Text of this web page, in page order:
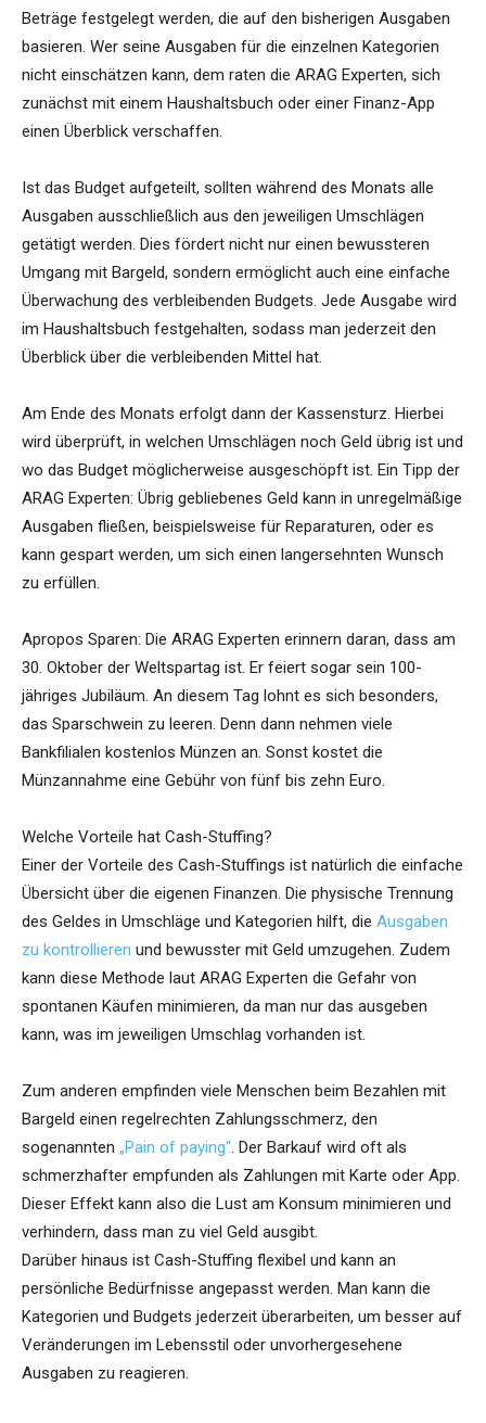
Beträge festgelegt werden, die auf den bisherigen Ausgaben
basieren. Wer seine Ausgaben für die einzelnen Kategorien
nicht einschätzen kann, dem raten die ARAG Experten, sich
zunächst mit einem Haushaltsbuch oder einer Finanz-App
einen Überblick verschaffen.
Ist das Budget aufgeteilt, sollten während des Monats alle
Ausgaben ausschließlich aus den jeweiligen Umschlägen
getätigt werden. Dies fördert nicht nur einen bewussteren
Umgang mit Bargeld, sondern ermöglicht auch eine einfache
Überwachung des verbleibenden Budgets. Jede Ausgabe wird
im Haushaltsbuch festgehalten, sodass man jederzeit den
Überblick über die verbleibenden Mittel hat.
Am Ende des Monats erfolgt dann der Kassensturz. Hierbei
wird überprüft, in welchen Umschlägen noch Geld übrig ist und
wo das Budget möglicherweise ausgeschöpft ist. Ein Tipp der
ARAG Experten: Übrig gebliebenes Geld kann in unregelmäßige
Ausgaben fließen, beispielsweise für Reparaturen, oder es
kann gespart werden, um sich einen langersehnten Wunsch
zu erfüllen.
Apropos Sparen: Die ARAG Experten erinnern daran, dass am
30. Oktober der Weltspartag ist. Er feiert sogar sein 100-
jähriges Jubiläum. An diesem Tag lohnt es sich besonders,
das Sparschwein zu leeren. Denn dann nehmen viele
Bankfilialen kostenlos Münzen an. Sonst kostet die
Münzannahme eine Gebühr von fünf bis zehn Euro.
Welche Vorteile hat Cash-Stuffing?
Einer der Vorteile des Cash-Stuffings ist natürlich die einfache
Übersicht über die eigenen Finanzen. Die physische Trennung
des Geldes in Umschläge und Kategorien hilft, die Ausgaben
zu kontrollieren und bewusster mit Geld umzugehen. Zudem
kann diese Methode laut ARAG Experten die Gefahr von
spontanen Käufen minimieren, da man nur das ausgeben
kann, was im jeweiligen Umschlag vorhanden ist.
Zum anderen empfinden viele Menschen beim Bezahlen mit
Bargeld einen regelrechten Zahlungsschmerz, den
sogenannten „Pain of paying“. Der Barkauf wird oft als
schmerzhafter empfunden als Zahlungen mit Karte oder App.
Dieser Effekt kann also die Lust am Konsum minimieren und
verhindern, dass man zu viel Geld ausgibt.
Darüber hinaus ist Cash-Stuffing flexibel und kann an
persönliche Bedürfnisse angepasst werden. Man kann die
Kategorien und Budgets jederzeit überarbeiten, um besser auf
Veränderungen im Lebensstil oder unvorhergesehene
Ausgaben zu reagieren.